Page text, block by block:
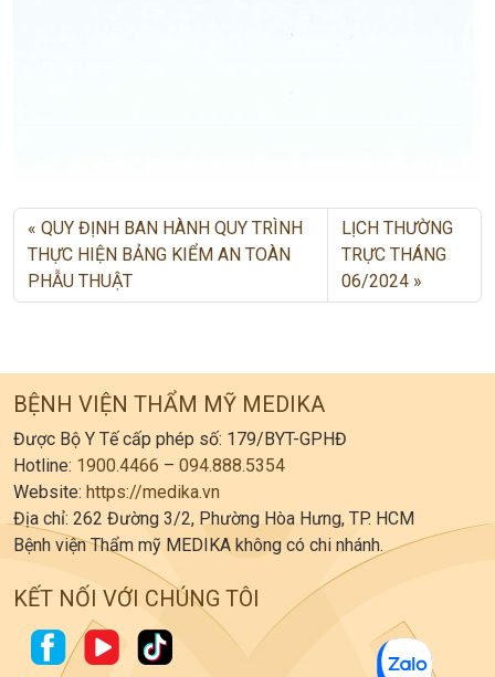
QUY ĐỊNH BAN HÀNH QUY TRÌNH
THỰC HIỆN BẢNG KIỂM AN TOÀN
PHẪU THUẬT
LỊCH THƯỜNG
TRỰC THÁNG
06/2024
BỆNH VIỆN THẨM MỸ MEDIKA
Được Bộ Y Tế cấp phép số: 179/BYT-GPHĐ
Hotline: 1900.4466 – 094.888.5354
Website: https://medika.vn
Địa chỉ: 262 Đường 3/2, Phường Hòa Hưng, TP. HCM
Bệnh viện Thẩm mỹ MEDIKA không có chi nhánh.
KẾT NỐI VỚI CHÚNG TÔI